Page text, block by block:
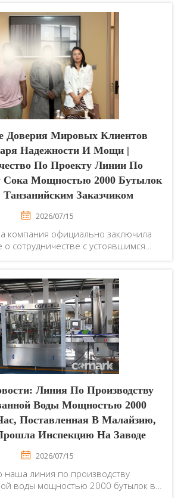
поддержка позволили выстроить
прочное...
Доверия Мировых Клиентов
Надежности И Мощи |
По Проекту Линии По
Сока Мощностью 2000 Бутылок
Заказчиком
2026/07/15
компания официально заключила
о сотрудничестве с устоявшимся
час, что способствует расширению
мощностей заказчика и
его позиций на рынке. ...
Линия По Производству
Воды Мощностью 2000
Поставленная В Малайзию,
Инспекцию На Заводе
2026/07/15
наша линия по производству
воды мощностью 2000 бутылок в